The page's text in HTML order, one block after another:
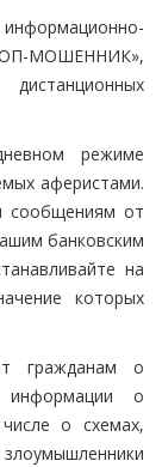
МОШЕННИК»,
режиме
аферистами.
сообщениям от
банковским
на
которых
гражданам о
информации о
о схемах,